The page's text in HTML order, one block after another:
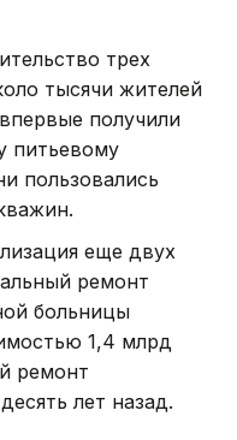
трех
тысячи жителей
получили
питьевому
пользовались
еще двух
ремонт
больницы
1,4 млрд
ремонт
лет назад.